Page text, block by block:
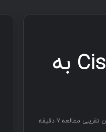
۵ دلیل مهم برای مهاجرت از Cisco ACE به
تقریبی مطالعه 7 دقیقه